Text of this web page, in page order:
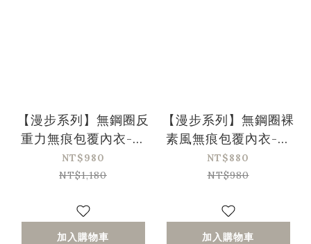
【漫步系列】無鋼圈反
重力無痕包覆內衣-白
色(32/70-38/85、A-
C)
NT$980
NT$1,180
加入購物車
【漫步系列】無鋼圈裸
素風無痕包覆內衣-岩
紅色(32/70-38/85、
A-D)
NT$880
NT$980
加入購物車